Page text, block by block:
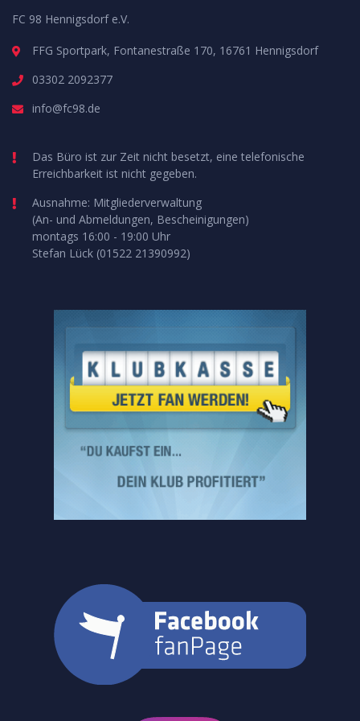
FC 98 Hennigsdorf e.V.
FFG Sportpark, Fontanestraße 170, 16761 Hennigsdorf
03302 2092377
info@fc98.de
Das Büro ist zur Zeit nicht besetzt, eine telefonische
Erreichbarkeit ist nicht gegeben.
Ausnahme: Mitgliederverwaltung
(An- und Abmeldungen, Bescheinigungen)
montags 16:00 - 19:00 Uhr
Stefan Lück (01522 21390992)